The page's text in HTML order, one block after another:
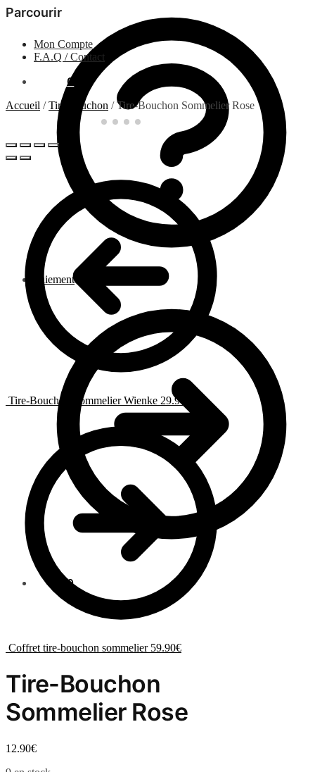
Paiement
0.00 0
Parcourir
Mon Compte
F.A.Q / Contact
0
Accueil /Tire-bouchon /Tire-Bouchon Sommelier Rose
Tire-Bouchon Sommelier Wienke 29.90
Coffret tire-bouchon sommelier 59.90€
Tire-Bouchon
Sommelier Rose
12.90€